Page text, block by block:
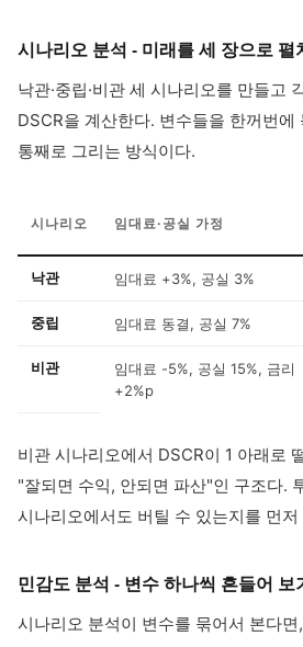
시나리오 분석 - 미래를 세 장으로 펼
낙관·중립·비관 세 시나리오를 만들고
DSCR을 계산한다. 변수들을 한꺼번
통째로 그리는 방식이다.
시나리오 임대료·공실 가정
낙관 임대료 +3%, 공실 3%
중립 임대료 동결, 공실 7%
비관
임대료 -5%, 공실 15%, 금리
+2%p
비관 시나리오에서 DSCR이 1 아래로
"잘되면 수익, 안되면 파산"인 구조다.
시나리오에서도 버틸 수 있는지를 먼
민감도 분석 - 변수 하나씩 흔들어 보
시나리오 분석이 변수를 묶어서 본다